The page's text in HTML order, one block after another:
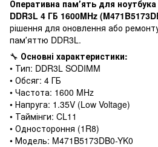
Оперативна памʼять для
DDR3L 4 ГБ 1600MHz
рішення для оновлення або ремонту
памʼяттю DDR3L.
🔧 Основні характеристики:
• Тип: DDR3L SODIMM
• Обсяг: 4 ГБ
• Частота: 1600 MHz
• Напруга: 1.35V (Low Voltage)
• Таймінги: CL11
• Одностороння (1R8)
• Модель: M471B5173DB0-YK0